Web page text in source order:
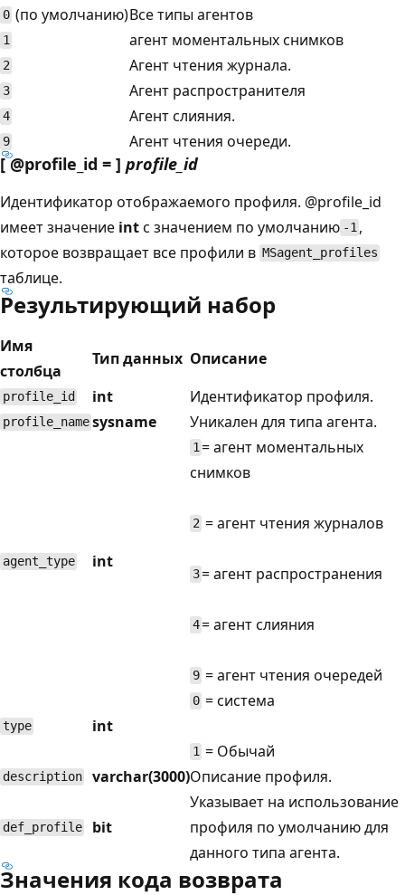
0 (по умолчанию)Все типы агентов
1 агент моментальных снимков
2 Агент чтения журнала.
3 Агент распространителя
4 Агент слияния.
9 Агент чтения очереди.
[ @profile_id = ] profile_id
Идентификатор отображаемого профиля. @profile_id
имеет значение intс значением по умолчанию -1 ,
которое возвращает все профили в MSagent_profiles
таблице.
Результирующий набор
Имя
столбца
Тип данных Описание
profile_id int Идентификатор профиля.
profile_name sysname Уникален для типа агента.
agent_type int
1= агент моментальных
снимков
2 = агент чтения журналов
3= агент распространения
4= агент слияния
9 = агент чтения очередей
type int
0 = система
1 = Обычай
description varchar(3000)Описание профиля.
def_profile bit
Указывает на использование
профиля по умолчанию для
данного типа агента.
Значения кода возврата